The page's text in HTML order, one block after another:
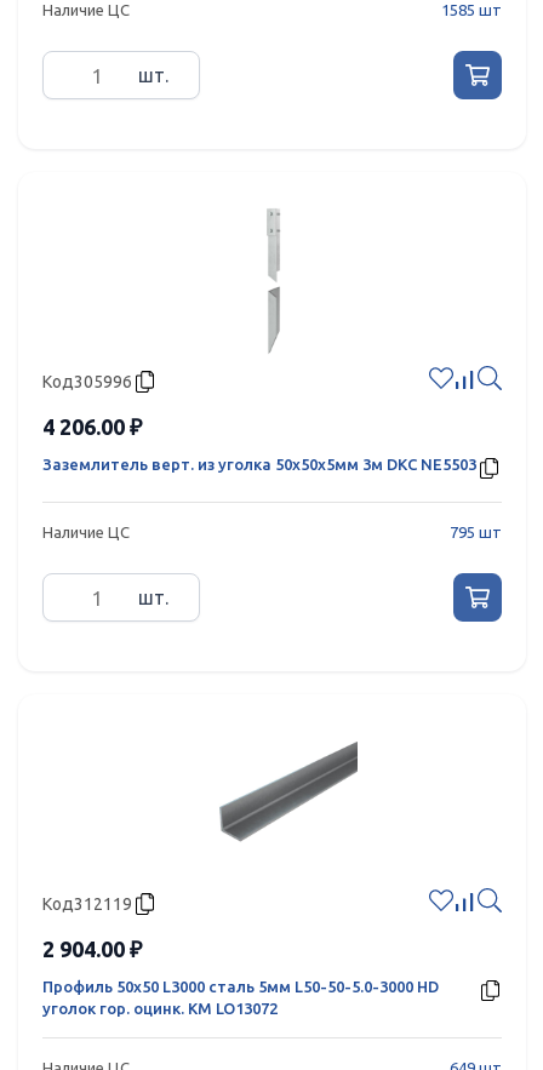
Наличие ЦС 1585 шт
шт.
Код305996
4 206.00 ₽
Заземлитель верт. из уголка 50х50х5мм 3м DKC NE5503
Наличие ЦС 795 шт
шт.
Код312119
2 904.00 ₽
Профиль 50х50 L3000 сталь 5мм L50-50-5.0-3000 HD
уголок гор. оцинк. КМ LO13072